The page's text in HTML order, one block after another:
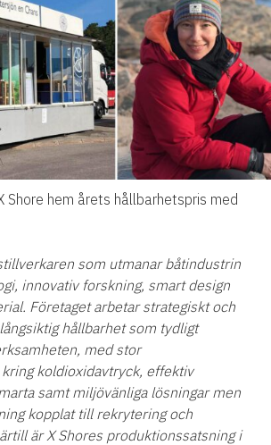
Shore hem årets hållbarhetspris med
som utmanar båtindustrin
innovativ forskning, smart design
Företaget arbetar strategiskt och
hållbarhet som tydligt
med stor
koldioxidavtryck, effektiv
samt miljövänliga lösningar men
kopplat till rekrytering och
är X Shores produktionssatsning i